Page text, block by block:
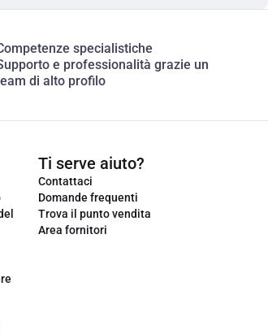
specialistiche
e professionalità grazie un
di alto profilo
Ti serve aiuto?
Contattaci
Domande frequenti
Trova il punto vendita
Area fornitori